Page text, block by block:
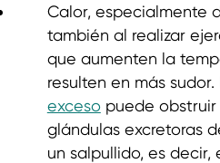
Calor, especialmente
también al realizar
que aumenten la
resulten en más sudor.
excesopuede obstruir
glándulas excretoras
un salpullido, es